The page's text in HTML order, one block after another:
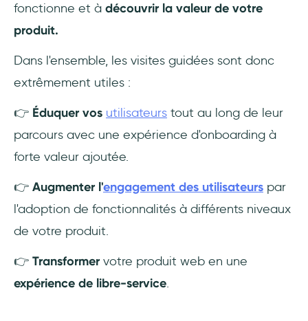
fonctionne et à découvrir la valeur de votre
produit.
Dans l'ensemble, les visites guidées sont donc
extrêmement utiles :
👉 Éduquer vos utilisateurs tout au long de leur
parcours avec une expérience d'onboarding à
forte valeur ajoutée.
👉 Augmenter l'engagement des utilisateurs par
l'adoption de fonctionnalités à différents niveaux
de votre produit.
👉 Transformervotre produit web en une
expérience de libre-service.